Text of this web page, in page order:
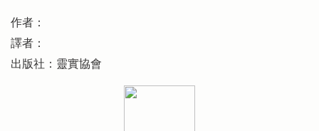
作者：
譯者：
出版社：靈實協會